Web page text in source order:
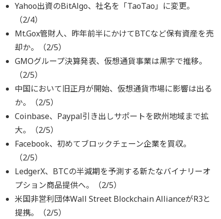
Yahoo出資のBitAlgo、社名を「TaoTao」に変更。
（2/4）
Mt.Gox管財人、昨年前半にかけてBTCなど保有資産を売
却か。（2/5）
GMOグループ決算発表、仮想通貨事業は黒字で推移。
（2/5）
中国において旧正月が開始、仮想通貨市場に影響は出る
か。（2/5）
Coinbase、Paypal引き出しサポートを欧州地域まで拡
大。（2/5）
Facebook、初めてブロックチェーン企業を買収。
（2/5）
LedgerX、BTCの半減期を予測する新たなバイナリーオ
プション商品提供へ。（2/5）
米国非営利団体Wall Street Blockchain AllianceがR3と
提携。（2/5）